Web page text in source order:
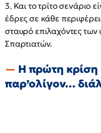
3. Και το τρίτο σενάριο
έδρες σε κάθε
σταυρό επιλαχόντες
Σπαρτιατών.
Η πρώτη κρίση
παρ’ολίγον…